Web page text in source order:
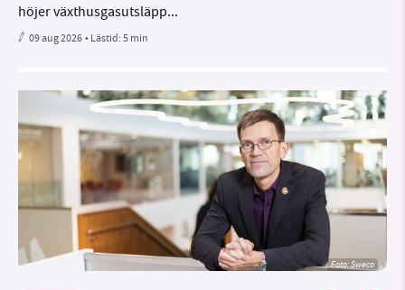
höjer växthusgasutsläpp...
09 aug 2026• Lästid:5 min
Foto: Sweco